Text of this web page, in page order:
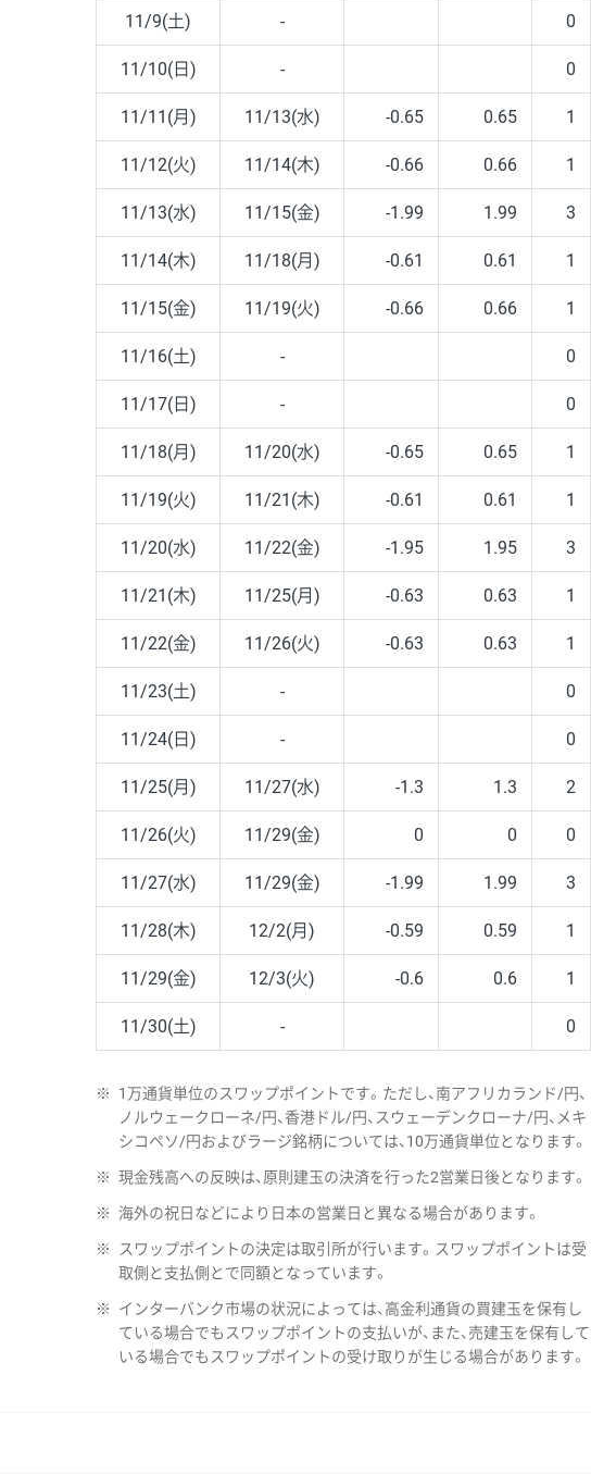
11/9(土) - 0
11/10(日) - 0
11/11(月) 11/13(水) -0.65 0.65 1
11/12(火) 11/14(木) -0.66 0.66 1
11/13(水) 11/15(金) -1.99 1.99 3
11/14(木) 11/18(月) -0.61 0.61 1
11/15(金) 11/19(火) -0.66 0.66 1
11/16(土) - 0
11/17(日) - 0
11/18(月) 11/20(水) -0.65 0.65 1
11/19(火) 11/21(木) -0.61 0.61 1
11/20(水) 11/22(金) -1.95 1.95 3
11/21(木) 11/25(月) -0.63 0.63 1
11/22(金) 11/26(火) -0.63 0.63 1
11/23(土) - 0
11/24(日) - 0
11/25(月) 11/27(水) -1.3 1.3 2
11/26(火) 11/29(金) 0 0 0
11/27(水) 11/29(金) -1.99 1.99 3
11/28(木) 12/2(月) -0.59 0.59 1
11/29(金) 12/3(火) -0.6 0.6 1
11/30(土) - 0
※
1万通貨単位のスワップポイントです。ただし、南アフリカランド/円、
ノルウェークローネ/円、香港ドル/円、スウェーデンクローナ/円、メキ
シコペソ/円およびラージ銘柄については、10万通貨単位となります。
※ 現金残高への反映は、原則建玉の決済を行った2営業日後となります。
※ 海外の祝日などにより日本の営業日と異なる場合があります。
※
スワップポイントの決定は取引所が行います。スワップポイントは受
取側と支払側とで同額となっています。
※
インターバンク市場の状況によっては、高金利通貨の買建玉を保有し
ている場合でもスワップポイントの支払いが、また、売建玉を保有して
いる場合でもスワップポイントの受け取りが生じる場合があります。